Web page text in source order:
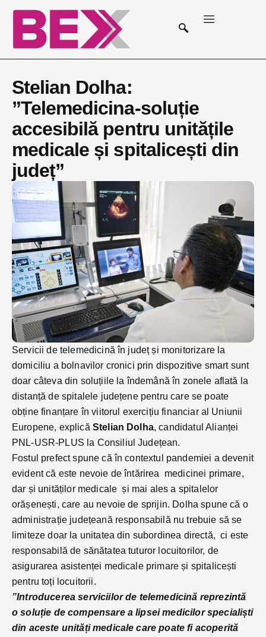
Stelian Dolha:
”Telemedicina-soluție
accesibilă pentru unitățile
medicale și spitalicești din
județ”
Servicii de telemedicină în județ și monitorizare la
domiciliu a bolnavilor cronici prin dispozitive smart sunt
doar câteva din soluțiile la îndemână în zonele aflată la
distanță de spitalele județene pentru care se poate
obține finanțare în viitorul exercițiu financiar al Uniunii
Europene, explică Stelian Dolha, candidatul Alianței
PNL-USR-PLUS la Consiliul Județean.
Fostul prefect spune că în contextul pandemiei a devenit
evident că este nevoie de întărirea medicinei primare,
dar și unităților medicale și mai ales a spitalelor
orășenești, care au nevoie de sprijin. Dolha spune că o
administrație județeană responsabilă nu trebuie să se
limiteze doar la unitatea din subordinea directă, ci este
responsabilă de sănătatea tuturor locuitorilor, de
asigurarea asistenței medicale primare și spitalicești
pentru toți locuitorii.
”Introducerea serviciilor de telemedicină reprezintă
o soluție de compensare a lipsei medicilor specialiști
din aceste unități medicale care poate fi acoperită